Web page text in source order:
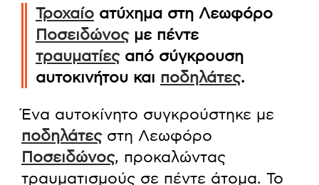
Τροχαίο ατύχημα στη Λεωφόρο
Ποσειδώνοςμε πέντε
τραυματίεςαπό σύγκρουση
αυτοκινήτου και ποδηλάτες.
Ένα αυτοκίνητο συγκρούστηκε με
ποδηλάτεςστη Λεωφόρο
Ποσειδώνος, προκαλώντας
τραυματισμούς σε πέντε άτομα. Το